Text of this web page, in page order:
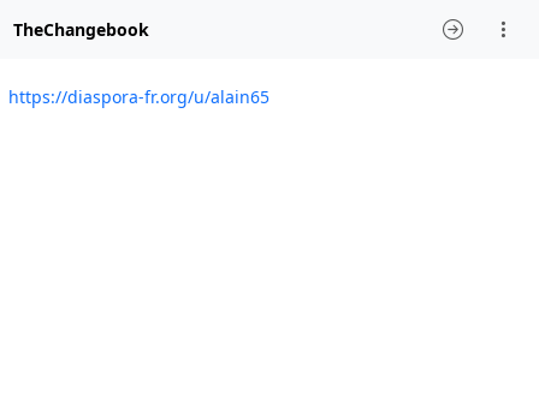
TheChangebook
https://diaspora-fr.org/u/alain65